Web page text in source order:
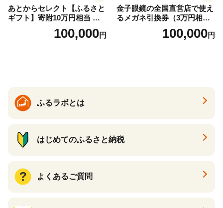
あとからセレクト【ふるさと
ギフト】寄附10万円相当 あ
とから選べる！ ギフト いく
ら ほたて 海鮮 牛肉 別海町
ギフト ふるさと納税 ）
100,000円
金子眼鏡の全国直営店で使え
るメガネ引換券（3万円相
100,000円
ふるラボとは
はじめてのふるさと納税
よくあるご質問